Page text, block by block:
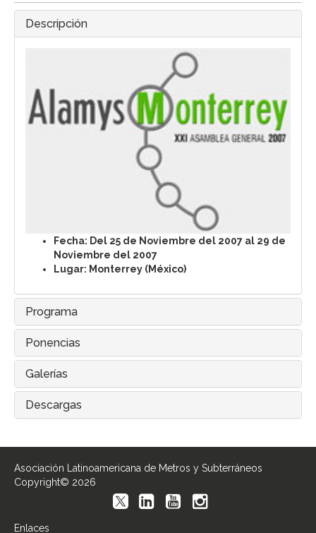
Descripción
Fecha: Del 25 de Noviembre del 2007 al 29 de
Noviembre del 2007
Lugar: Monterrey (México)
Programa
Ponencias
Galerías
Descargas
Asociación Latinoamericana de Metros y Subterráneos
Copyright© 2026
Enlaces